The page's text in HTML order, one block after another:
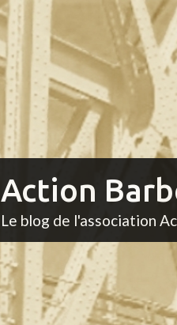
Action
Le blog de l'association